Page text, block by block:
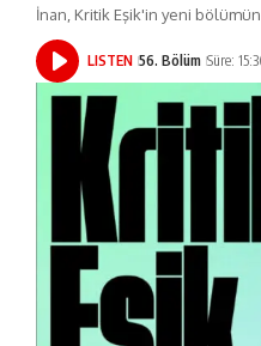
İnan, Kritik Eşik'in yeni
LISTEN 56. Bölüm Süre: